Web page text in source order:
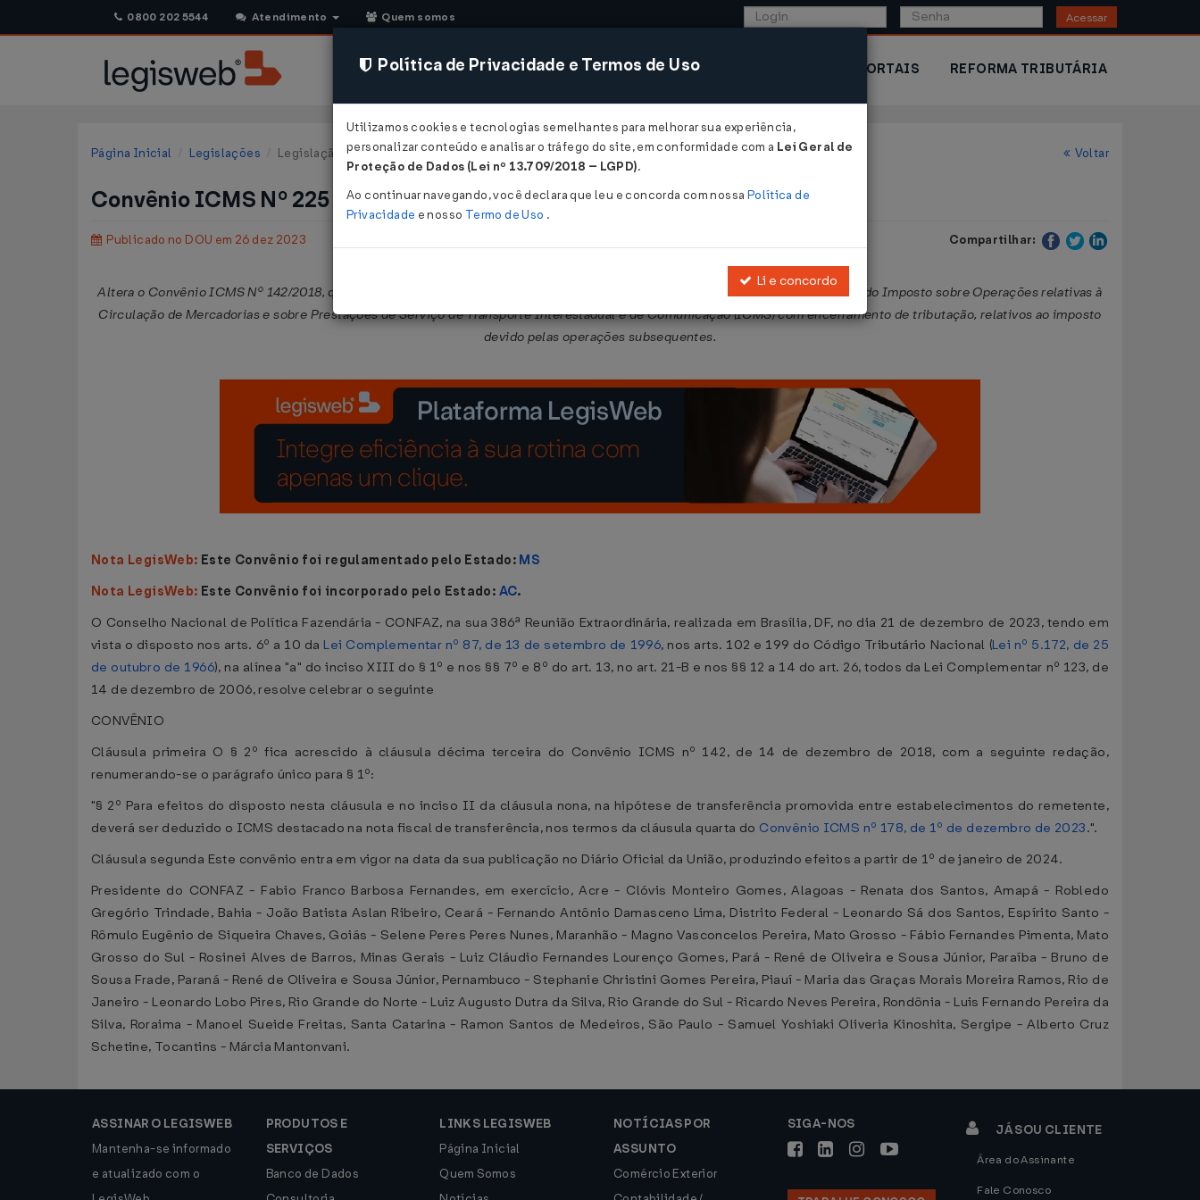
0800 202 5544 Atendimento Quem somos Acessar
CONSULTORIA SISTEMAS COMÉRCIO EXTERIOR PORTAIS REFORMA TRIBUTÁRIA
Página Inicial Legislações Legislação Federal Voltar
Convênio ICMS Nº 225 DE 21/12/2023
Publicado no DOU em 26 dez 2023 Compartilhar:
Altera o Convênio ICMS Nº 142/2018, que dispõe sobre os regimes de substituição tributária e de antecipação de recolhimento do Imposto sobre Operações relativas à
Circulação de Mercadorias e sobre Prestações de Serviço de Transporte Interestadual e de Comunicação (ICMS) com encerramento de tributação, relativos ao imposto
devido pelas operações subsequentes.
Nota LegisWeb: Este Convênio foi regulamentado pelo Estado: MS
Nota LegisWeb: Este Convênio foi incorporado pelo Estado: AC.
O Conselho Nacional de Política Fazendária - CONFAZ, na sua 386ª Reunião Extraordinária, realizada em Brasília, DF, no dia 21 de dezembro de 2023, tendo em
vista o disposto nos arts. 6º a 10 da Lei Complementar nº 87, de 13 de setembro de 1996, nos arts. 102 e 199 do Código Tributário Nacional (Lei nº 5.172, de 25
de outubro de 1966), na alínea "a" do inciso XIII do § 1º e nos §§ 7º e 8º do art. 13, no art. 21-B e nos §§ 12 a 14 do art. 26, todos da Lei Complementar nº 123, de
14 de dezembro de 2006, resolve celebrar o seguinte
CONVÊNIO
Cláusula primeira O § 2º fica acrescido à cláusula décima terceira do Convênio ICMS nº 142, de 14 de dezembro de 2018, com a seguinte redação,
renumerando-se o parágrafo único para § 1º:
"§ 2º Para efeitos do disposto nesta cláusula e no inciso II da cláusula nona, na hipótese de transferência promovida entre estabelecimentos do remetente,
deverá ser deduzido o ICMS destacado na nota fiscal de transferência, nos termos da cláusula quarta do Convênio ICMS nº 178, de 1º de dezembro de 2023.".
Cláusula segunda Este convênio entra em vigor na data da sua publicação no Diário Oficial da União, produzindo efeitos a partir de 1º de janeiro de 2024.
Presidente do CONFAZ - Fabio Franco Barbosa Fernandes, em exercício, Acre - Clóvis Monteiro Gomes, Alagoas - Renata dos Santos, Amapá - Robledo
Gregório Trindade, Bahia - João Batista Aslan Ribeiro, Ceará - Fernando Antônio Damasceno Lima, Distrito Federal - Leonardo Sá dos Santos, Espírito Santo -
Rômulo Eugênio de Siqueira Chaves, Goiás - Selene Peres Peres Nunes, Maranhão - Magno Vasconcelos Pereira, Mato Grosso - Fábio Fernandes Pimenta, Mato
Grosso do Sul - Rosinei Alves de Barros, Minas Gerais - Luiz Cláudio Fernandes Lourenço Gomes, Pará - René de Oliveira e Sousa Júnior, Paraíba - Bruno de
Sousa Frade, Paraná - René de Oliveira e Sousa Júnior, Pernambuco - Stephanie Christini Gomes Pereira, Piauí - Maria das Graças Morais Moreira Ramos, Rio de
Janeiro - Leonardo Lobo Pires, Rio Grande do Norte - Luiz Augusto Dutra da Silva, Rio Grande do Sul - Ricardo Neves Pereira, Rondônia - Luis Fernando Pereira da
Silva, Roraima - Manoel Sueide Freitas, Santa Catarina - Ramon Santos de Medeiros, São Paulo - Samuel Yoshiaki Oliveria Kinoshita, Sergipe - Alberto Cruz
Schetine, Tocantins - Márcia Mantonvani.
ASSINAR O LEGISWEB
Mantenha-se informado
e atualizado com o
PRODUTOS E
SERVIÇOS
Banco de Dados
LINKS LEGISWEB
Página Inicial
Quem Somos
NOTÍCIAS POR
ASSUNTO
Comércio Exterior
SIGA-NOS JÁ SOU CLIENTE
Área do Assinante
Fale Conosco
Política de Privacidade e Termos de Uso
Utilizamos cookies e tecnologias semelhantes para melhorar sua experiência,
personalizar conteúdo e analisar o tráfego do site, em conformidade com a Lei Geral de
Proteção de Dados (Lei nº 13.709/2018 – LGPD).
Ao continuar navegando, você declara que leu e concorda com nossa Política de
Privacidade e nosso Termo de Uso .
Li e concordo